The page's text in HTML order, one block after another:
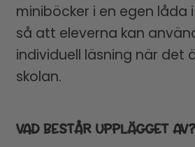
miniböcker i en egen låda
så att eleverna kan
individuell läsning när det
skolan.
VAD BESTÅR UPPLÄGGET AV?